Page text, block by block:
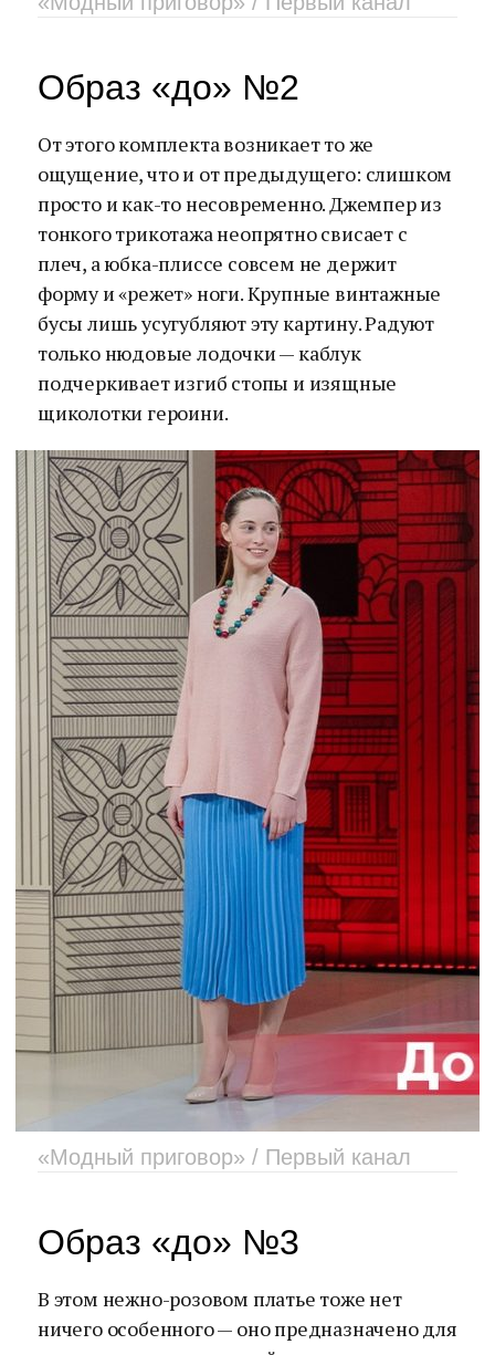
Образ «до» №2
От этого комплекта возникает то же
ощущение, что и от предыдущего: слишком
просто и как-то несовременно. Джемпер из
тонкого трикотажа неопрятно свисает с
плеч, а юбка-плиссе совсем не держит
форму и «режет» ноги. Крупные винтажные
бусы лишь усугубляют эту картину. Радуют
только нюдовые лодочки — каблук
подчеркивает изгиб стопы и изящные
щиколотки героини.
«Модный приговор» / Первый канал
Образ «до» №3
В этом нежно-розовом платье тоже нет
ничего особенного — оно предназначено для